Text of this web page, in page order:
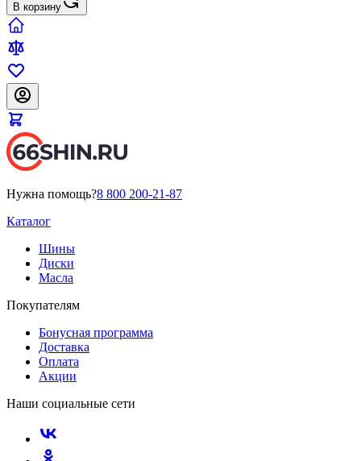
В корзину
Нужна помощь?8 800 200-21-87
Каталог
Шины
Диски
Масла
Покупателям
Бонусная программа
Доставка
Оплата
Акции
Наши социальные сети